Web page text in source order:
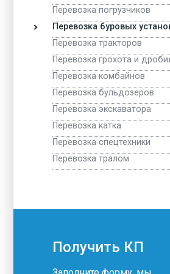
Демонтаж фундамента
Демонтаж внутри зданий
Демонтаж заводов
Демонтаж бетонных и
Демонтаж ангаров
Демонтаж резервуаров
Поставка инертных
Земляные работы
Перевозка погрузчиков
Перевозка буровых
Перевозка тракторов
Перевозка грохота и
Перевозка комбайнов
Перевозка бульдозеров
Перевозка экскаватора
Перевозка катка
Перевозка спецтехники
Перевозка тралом
Получить КП